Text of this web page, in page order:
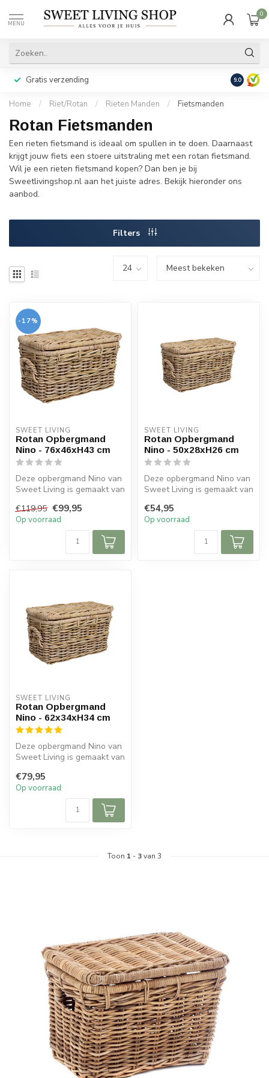
MENU
0
Gratis verzending Achteraf
9.0
Home / Riet/Rotan / Rieten Manden / Fietsmanden
Rotan Fietsmanden
Een rieten fietsmand is ideaal om spullen in te doen. Daarnaast
krijgt jouw fiets een stoere uitstraling met een rotan fietsmand.
Wil je een rieten fietsmand kopen? Dan ben je bij
Sweetlivingshop.nl aan het juiste adres. Bekijk hieronder ons
aanbod.
Filters
-17%
SWEET LIVING
Rotan Opbergmand
Nino - 76x46xH43 cm
Deze opbergmand Nino van
Sweet Living is gemaakt van
...
€119,95 €99,95
Op voorraad
SWEET LIVING
Rotan Opbergmand
Nino - 50x28xH26 cm
Deze opbergmand Nino van
Sweet Living is gemaakt van
...
€54,95
Op voorraad
SWEET LIVING
Rotan Opbergmand
Nino - 62x34xH34 cm
Deze opbergmand Nino van
Sweet Living is gemaakt van
...
€79,95
Op voorraad
Toon 1 - 3van 3